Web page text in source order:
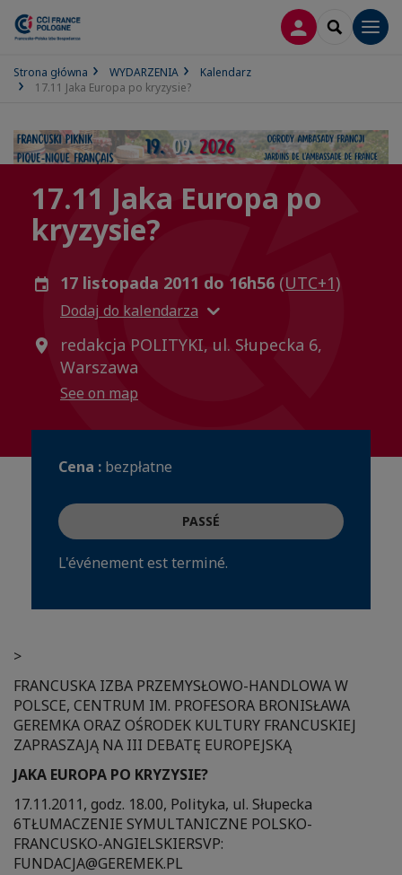
LOGOWANIE
SEARCH
Strona główna WYDARZENIA
Kalendarz
17.11 Jaka Europa po kryzysie?
17.11 Jaka Europa po
kryzysie?
17 listopada 2011 do 16h56 (UTC+1)
Dodaj do kalendarza
redakcja POLITYKI, ul. Słupecka 6,
Warszawa
See on map
Cena : bezpłatne
PASSÉ
L'événement est terminé.
>
FRANCUSKA IZBA PRZEMYSŁOWO-HANDLOWA W
POLSCE, CENTRUM IM. PROFESORA BRONISŁAWA
GEREMKA ORAZ OŚRODEK KULTURY FRANCUSKIEJ
ZAPRASZAJĄ NA III DEBATĘ EUROPEJSKĄ
JAKA EUROPA PO KRYZYSIE?
17.11.2011, godz. 18.00, Polityka, ul. Słupecka
6TŁUMACZENIE SYMULTANICZNE POLSKO-
FRANCUSKO-ANGIELSKIERSVP:
FUNDACJA@GEREMEK.PL